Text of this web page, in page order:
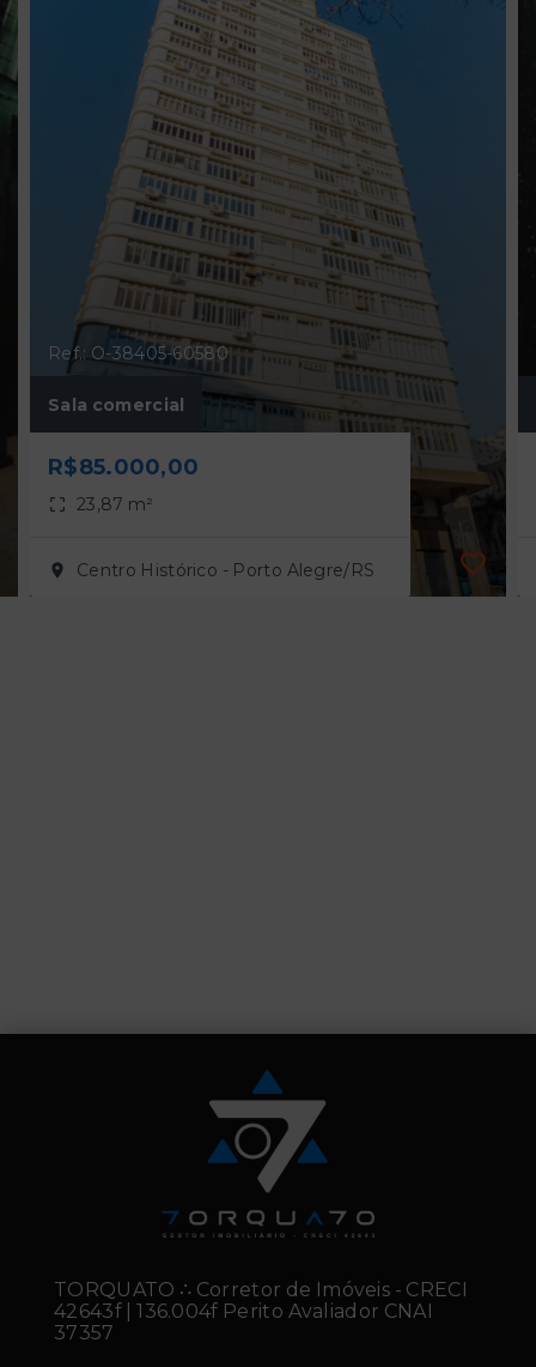
Ref.: O-38405-60580
Sala comercial
R$85.000,00
23,87 m²
Centro Histórico - Porto Alegre/RS
TORQUATO ∴ Corretor de Imóveis - CRECI
42643f | 136.004f Perito Avaliador CNAI
37357